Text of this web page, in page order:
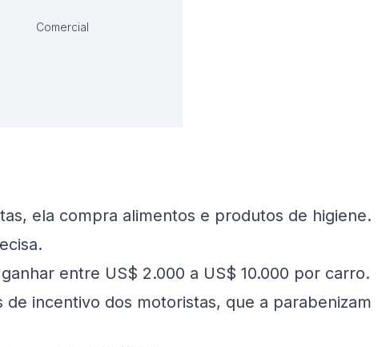
Comercial
ela compra alimentos e produtos de higiene.
entre US$ 2.000 a US$ 10.000 por carro.
incentivo dos motoristas, que a parabenizam